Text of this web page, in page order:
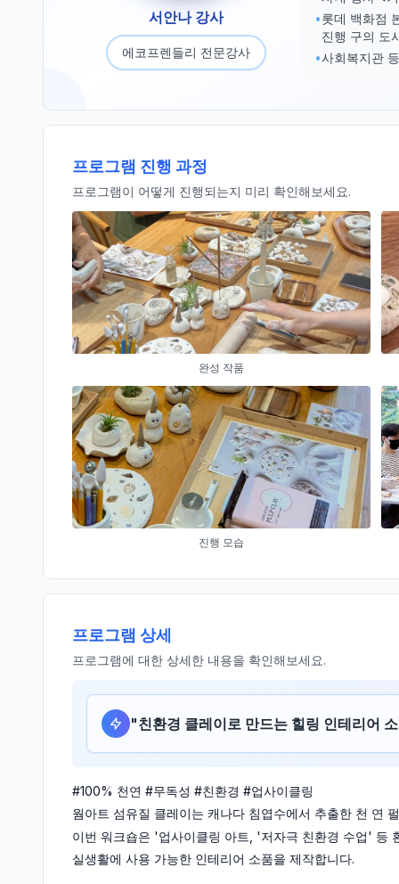
서안나 강사
에코프렌들리 전문강사
•롯데 백화점
진행 구의 도
•사회복지관
프로그램 진행 과정
프로그램이 어떻게 진행되는지 미리 확인해보세요.
완성 작품
진행 모습
프로그램 상세
프로그램에 대한 상세한 내용을 확인해보세요.
"친환경 클레이로 만드는 힐링 인테리어
#100% 천연 #무독성 #친환경 #업사이클링
웜아트 섬유질 클레이는 캐나다 침엽수에서 추출한 천 연
이번 워크숍은 '업사이클링 아트, '저자극 친환경 수업' 등
실생활에 사용 가능한 인테리어 소품을 제작합니다.